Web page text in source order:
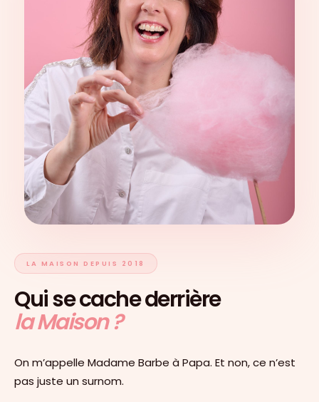
LA MAISON DEPUIS 2018
Qui se cache derrière
la Maison ?
On m’appelle Madame Barbe à Papa. Et non, ce n’est
pas juste un surnom.